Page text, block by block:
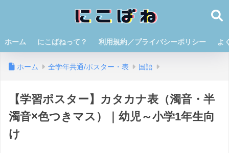
ホーム にこばねって？ 利用規約／プライバシーポリシー よ
ホーム 全学年共通/ポスター・表 国語
【学習ポスター】カタカナ表（濁音・半
濁音×色つきマス）｜幼児～小学1年生向
け